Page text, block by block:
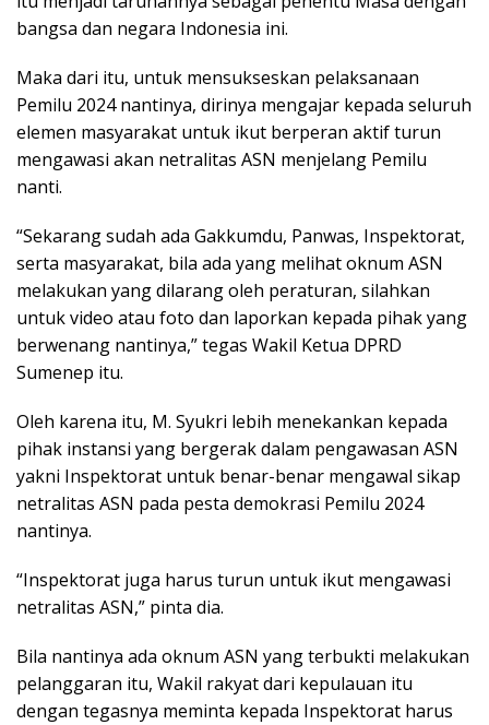
bangsa dan negara Indonesia ini.
Maka dari itu, untuk mensukseskan pelaksanaan
Pemilu 2024 nantinya, dirinya mengajar kepada seluruh
elemen masyarakat untuk ikut berperan aktif turun
mengawasi akan netralitas ASN menjelang Pemilu
nanti.
“Sekarang sudah ada Gakkumdu, Panwas, Inspektorat,
serta masyarakat, bila ada yang melihat oknum ASN
melakukan yang dilarang oleh peraturan, silahkan
untuk video atau foto dan laporkan kepada pihak yang
berwenang nantinya,” tegas Wakil Ketua DPRD
Sumenep itu.
Oleh karena itu, M. Syukri lebih menekankan kepada
pihak instansi yang bergerak dalam pengawasan ASN
yakni Inspektorat untuk benar-benar mengawal sikap
netralitas ASN pada pesta demokrasi Pemilu 2024
nantinya.
“Inspektorat juga harus turun untuk ikut mengawasi
netralitas ASN,” pinta dia.
Bila nantinya ada oknum ASN yang terbukti melakukan
pelanggaran itu, Wakil rakyat dari kepulauan itu
dengan tegasnya meminta kepada Inspektorat harus